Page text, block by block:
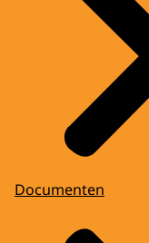
Documenten